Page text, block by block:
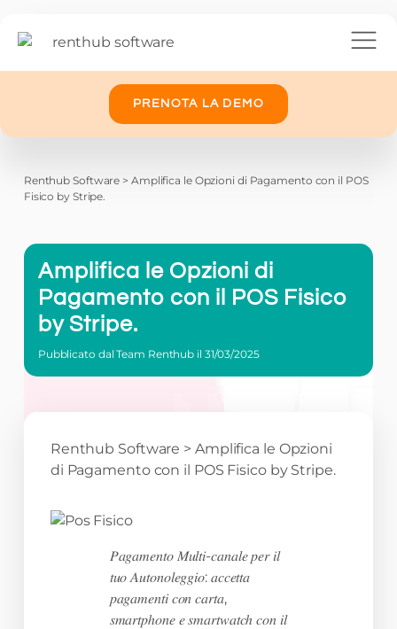
PRENOTA LA DEMO
Renthub Software > Amplifica le Opzioni di Pagamento con il POS
Fisico by Stripe.
Amplifica le Opzioni di
Pagamento con il POS Fisico
by Stripe.
Pubblicato dal Team Renthub il 31/03/2025
Renthub Software > Amplifica le Opzioni
di Pagamento con il POS Fisico by Stripe.
𝑃𝑎𝑔𝑎𝑚𝑒𝑛𝑡𝑜 𝑀𝑢𝑙𝑡𝑖-𝑐𝑎𝑛𝑎𝑙𝑒 𝑝𝑒𝑟 𝑖𝑙
𝑡𝑢𝑜 𝐴𝑢𝑡𝑜𝑛𝑜𝑙𝑒𝑔𝑔𝑖𝑜: 𝑎𝑐𝑐𝑒𝑡𝑡𝑎
𝑝𝑎𝑔𝑎𝑚𝑒𝑛𝑡𝑖 𝑐𝑜𝑛 𝑐𝑎𝑟𝑡𝑎,
𝑠𝑚𝑎𝑟𝑡𝑝ℎ𝑜𝑛𝑒 𝑒 𝑠𝑚𝑎𝑟𝑡𝑤𝑎𝑡𝑐ℎ 𝑐𝑜𝑛 𝑖𝑙